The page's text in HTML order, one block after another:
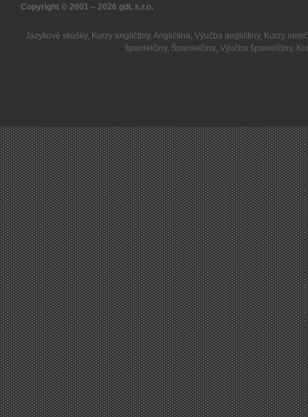
Copyright © 2001 – 2026 gdi, s.r.o.
Jazykové skúšky, Kurzy angličtiny, Angličtina, Výučba angličtiny, Kurzy
španielčiny, Španielčina, Výučba španielčiny,